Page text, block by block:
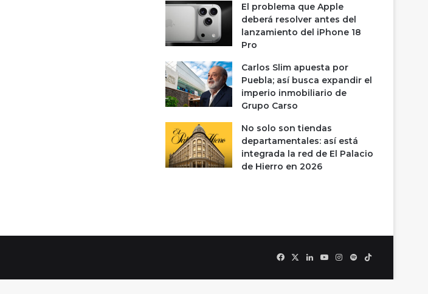
El problema que Apple
deberá resolver antes del
lanzamiento del iPhone 18
Pro
Carlos Slim apuesta por
Puebla; así busca expandir el
imperio inmobiliario de
Grupo Carso
No solo son tiendas
departamentales: así está
integrada la red de El Palacio
de Hierro en 2026
FacebookLinkedInYouTubeInstagram
SpotifyTikTok